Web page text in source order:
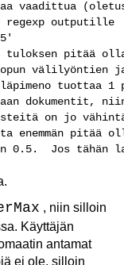
vaadittua
regexp outputille
pitää
välilyöntien
tuottaa 1
dokumentit,
on jo
enemmän pitää
0.5.  Jos tähän
, niin silloin
Käyttäjän
antamat
ei ole, silloin